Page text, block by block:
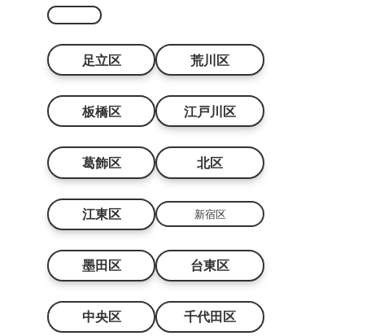
足立区 荒川区
板橋区 江戸川区
葛飾区 北区
江東区 新宿区
墨田区 台東区
中央区 千代田区